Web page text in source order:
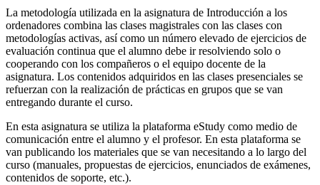
La metodología utilizada en la asignatura de Introducción a los
ordenadores combina las clases magistrales con las clases con
metodologías activas, así como un número elevado de ejercicios de
evaluación continua que el alumno debe ir resolviendo solo o
cooperando con los compañeros o el equipo docente de la
asignatura. Los contenidos adquiridos en las clases presenciales se
refuerzan con la realización de prácticas en grupos que se van
entregando durante el curso.
En esta asignatura se utiliza la plataforma eStudy como medio de
comunicación entre el alumno y el profesor. En esta plataforma se
van publicando los materiales que se van necesitando a lo largo del
curso (manuales, propuestas de ejercicios, enunciados de exámenes,
contenidos de soporte, etc.).